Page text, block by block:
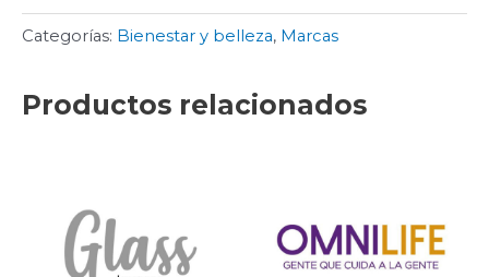
Categorías: Bienestar y belleza, Marcas
Productos relacionados